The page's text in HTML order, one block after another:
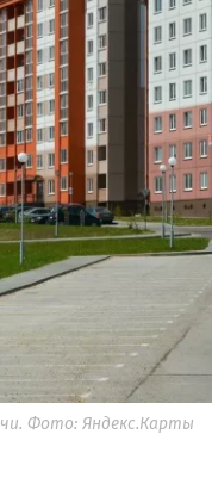
Фото: Яндекс.Карты